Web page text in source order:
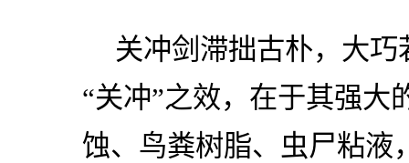
关冲剑滞拙古朴，大
“关冲”之效，在于其强大
蚀、鸟粪树脂、虫尸粘液